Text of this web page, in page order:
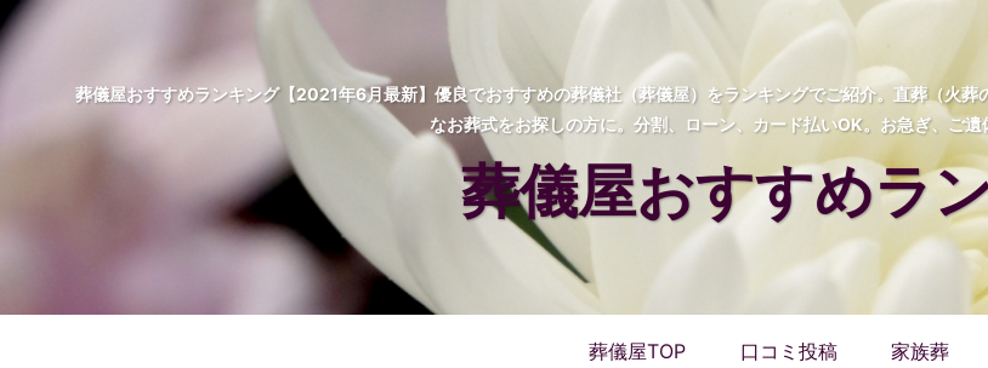
葬儀屋おすすめランキング【2021年6月最新】優良でおすすめの葬儀社（葬儀屋）をランキングでご紹介。直葬（火
なお葬式をお探しの方に。分割、ローン、カード払いOK。お急ぎ、ご遺
葬儀屋おすすめラ
葬儀屋TOP 口コミ投稿 家族葬